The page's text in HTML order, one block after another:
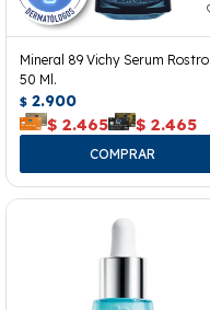
Mineral 89 Vichy Serum Rostro
50 Ml.
$ 2.900
$ 2.465 $ 2.465